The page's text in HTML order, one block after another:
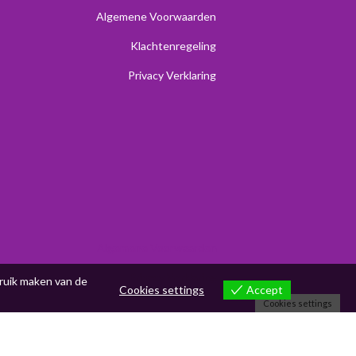
Algemene Voorwaarden
Klachtenregeling
Privacy Verklaring
maken van de
Cookies settings Accept
Cookies settings